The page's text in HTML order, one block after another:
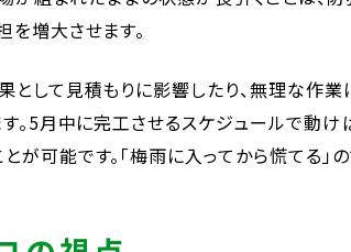
増大させます。
として見積もりに影響したり、無理な作業
。5月中に完工させるスケジュールで動け
可能です。「梅雨に入ってから慌てる」